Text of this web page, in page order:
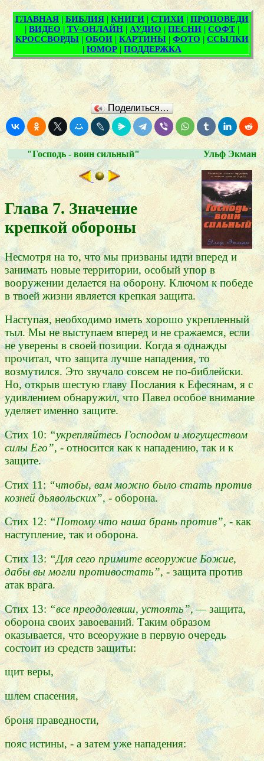
Поделиться…
"Господь - воин сильный" Ульф Экман
Глава 7. Значение
крепкой обороны
Несмотря на то, что мы призваны идти вперед и
занимать новые территории, особый упор в
вооружении делается на оборону. Ключом к победе
в твоей жизни является крепкая защита.
Наступая, необходимо иметь хорошо укрепленный
тыл. Мы не выступаем вперед и не сражаемся, если
не уверены в своей позиции. Когда я однажды
прочитал, что защита лучше нападения, то
возмутился. Это звучало совсем не по-библейски.
Но, открыв шестую главу Послания к Ефесянам, я с
удивлением обнаружил, что Павел особое внимание
уделяет именно защите.
Стих 10:“укрепляйтесь Господом и могуществом
силы Его”, -относится как к нападению, так и к
защите.
Стих 11: “чтобы, вам можно было стать против
козней дьявольских”, -оборона.
Стих 12:“Потому что наша брань против”, -как
наступление, так и оборона.
Стих 13: “Для сего примите всеоружие Божие,
дабы вы могли противостать”, - защита против
атак врага.
Стих 13:“все преодолевши, устоять”, —защита,
оборона своих завоеваний. Таким образом
оказывается, что всеоружие в первую очередь
состоит из средств защиты:
щит веры,
шлем спасения,
броня праведности,
пояс истины, - а затем уже нападения: